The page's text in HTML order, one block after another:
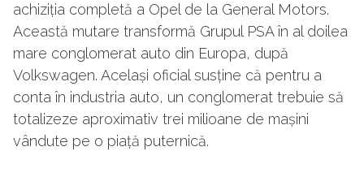
achiziția completă a Opel de la General Motors.
Această mutare transformă Grupul PSA în al doilea
mare conglomerat auto din Europa, după
Volkswagen. Același oficial susține că pentru a
conta în industria auto, un conglomerat trebuie să
totalizeze aproximativ trei milioane de mașini
vândute pe o piață puternică.